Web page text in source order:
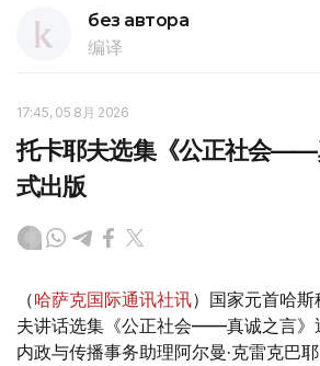
без автора
编译
17:45, 05 8月 2026
托卡耶夫选集《公正社会——
式出版
（哈萨克国际通讯社讯）国家元首哈
夫讲话选集《公正社会——真诚之言》
内政与传播事务助理阿尔曼·克雷克巴